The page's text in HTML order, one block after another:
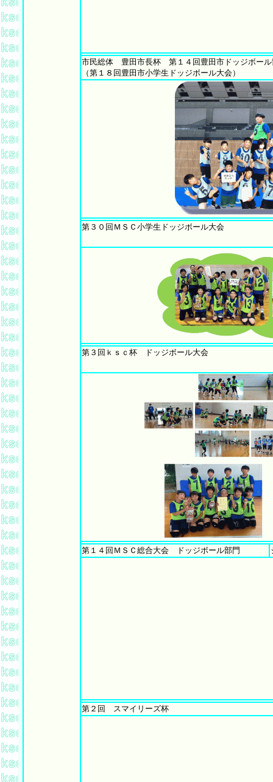
市民総体 豊田市長杯 第１４回豊田市ドッジボール
（第１８回豊田市小学生ドッジボール大会）
第３０回ＭＳＣ小学生ドッジボール大会
第３ 回ｋｓｃ杯 ドッジボール大会
第１４回ＭＳＣ総合大会 ドッジボール部門
第２回 スマイリーズ杯